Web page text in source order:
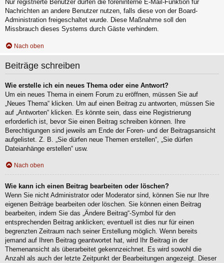
Nur registrierte Benutzer dürfen die foreninterne E-Mail-Funktion für
Nachrichten an andere Benutzer nutzen, falls diese von der Board-
Administration freigeschaltet wurde. Diese Maßnahme soll den
Missbrauch dieses Systems durch Gäste verhindern.
Nach oben
Beiträge schreiben
Wie erstelle ich ein neues Thema oder eine Antwort?
Um ein neues Thema in einem Forum zu eröffnen, müssen Sie auf
„Neues Thema“ klicken. Um auf einen Beitrag zu antworten, müssen Sie
auf „Antworten“ klicken. Es könnte sein, dass eine Registrierung
erforderlich ist, bevor Sie einen Beitrag schreiben können. Ihre
Berechtigungen sind jeweils am Ende der Foren- und der Beitragsansicht
aufgelistet. Z. B. „Sie dürfen neue Themen erstellen“, „Sie dürfen
Dateianhänge erstellen“ usw.
Nach oben
Wie kann ich einen Beitrag bearbeiten oder löschen?
Wenn Sie nicht Administrator oder Moderator sind, können Sie nur Ihre
eigenen Beiträge bearbeiten oder löschen. Sie können einen Beitrag
bearbeiten, indem Sie das „Ändere Beitrag“-Symbol für den
entsprechenden Beitrag anklicken; eventuell ist dies nur für einen
begrenzten Zeitraum nach seiner Erstellung möglich. Wenn bereits
jemand auf Ihren Beitrag geantwortet hat, wird Ihr Beitrag in der
Themenansicht als überarbeitet gekennzeichnet. Es wird sowohl die
Anzahl als auch der letzte Zeitpunkt der Bearbeitungen angezeigt. Dieser